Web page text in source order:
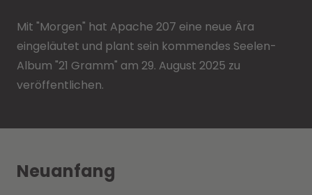
Mit "Morgen" hat Apache 207 eine neue Ära
eingeläutet und plant sein kommendes Seelen-
Album "21 Gramm" am 29. August 2025 zu
veröffentlichen.
Neuanfang